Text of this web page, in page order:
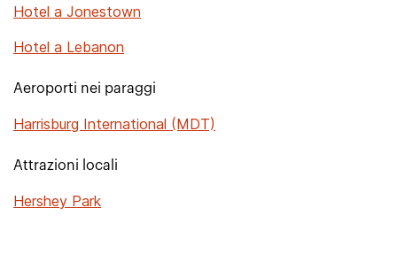
Hotel a Jonestown
Hotel a Lebanon
Aeroporti nei paraggi
Harrisburg International (MDT)
Attrazioni locali
Hershey Park